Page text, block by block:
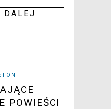
DALEJ
POWIEŚCI